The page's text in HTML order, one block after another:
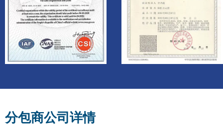
分包商公司详情